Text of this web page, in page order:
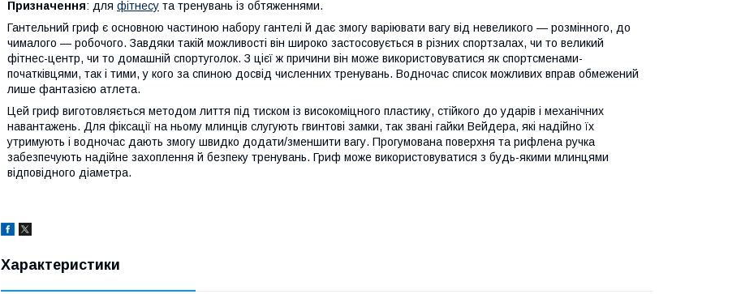
Призначення: для фітнесу та тренувань із обтяженнями.
Гантельний гриф є основною частиною набору гантелі й дає змогу варіювати вагу від невеликого — розмінного, до
чималого — робочого. Завдяки такій можливості він широко застосовується в різних спортзалах, чи то великий
фітнес-центр, чи то домашній спортуголок. З цієї ж причини він може використовуватися як спортсменами-
початківцями, так і тими, у кого за спиною досвід численних тренувань. Водночас список можливих вправ обмежений
лише фантазією атлета.
Цей гриф виготовляється методом лиття під тиском із високоміцного пластику, стійкого до ударів і механічних
навантажень. Для фіксації на ньому млинців слугують гвинтові замки, так звані гайки Вейдера, які надійно їх
утримують і водночас дають змогу швидко додати/зменшити вагу. Прогумована поверхня та рифлена ручка
забезпечують надійне захоплення й безпеку тренувань. Гриф може використовуватися з будь-якими млинцями
відповідного діаметра.
Характеристики